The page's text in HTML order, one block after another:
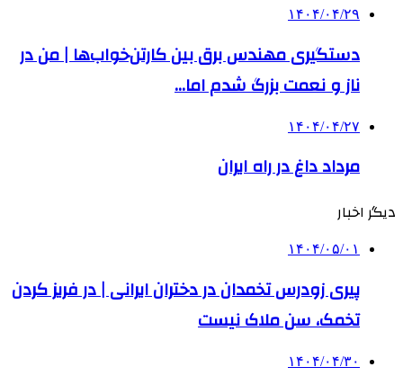
۱۴۰۴/۰۴/۲۹
دستگیری مهندس برق بین کارتن‌خواب‌ها | من در
ناز و نعمت بزرگ شدم اما…
۱۴۰۴/۰۴/۲۷
مرداد داغ در راه ایران
دیگر اخبار
۱۴۰۴/۰۵/۰۱
پیری زودرس تخمدان در دختران ایرانی | در فریز کردن
تخمک، سن ملاک نیست
۱۴۰۴/۰۴/۳۰